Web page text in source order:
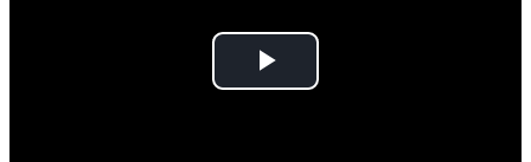
Play